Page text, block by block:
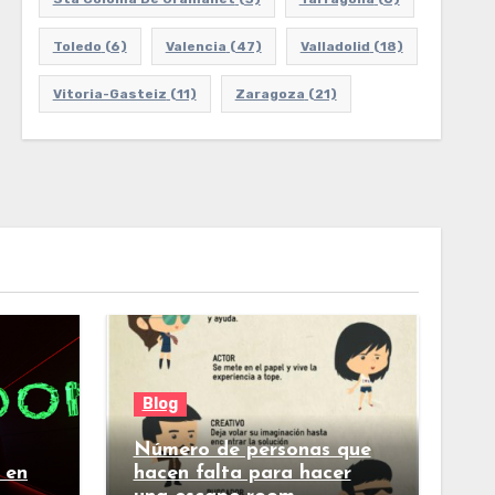
Toledo (6) Valencia (47) Valladolid (18)
Vitoria-Gasteiz (11) Zaragoza (21)
Blog
Número de personas que
hacen falta para hacer